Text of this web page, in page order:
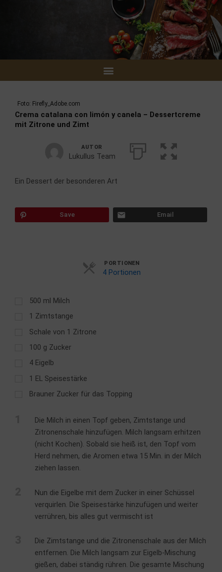
Foto: Firefly_Adobe.com
Crema catalana con limón y canela – Dessertcreme
mit Zitrone und Zimt
AUTOR
Lukullus Team
Ein Dessert der besonderen Art
Save Email
PORTIONEN
4 Portionen
500 ml Milch
1 Zimtstange
Schale von 1 Zitrone
100 g Zucker
4 Eigelb
1 EL Speisestärke
Brauner Zucker für das Topping
Die Milch in einen Topf geben, Zimtstange und
Zitronenschale hinzufügen. Milch langsam erhitzen
(nicht Kochen). Sobald sie heiß ist, den Topf vom
Herd nehmen, die Aromen etwa 15 Min. in der Milch
ziehen lassen.
Nun die Eigelbe mit dem Zucker in einer Schüssel
verquirlen. Die Speisestärke hinzufügen und weiter
verrühren, bis alles gut vermischt ist
Die Zimtstange und die Zitronenschale aus der Milch
entfernen. Die Milch langsam zur Eigelb-Mischung
gießen, dabei ständig rühren. Die gesamte Mischung